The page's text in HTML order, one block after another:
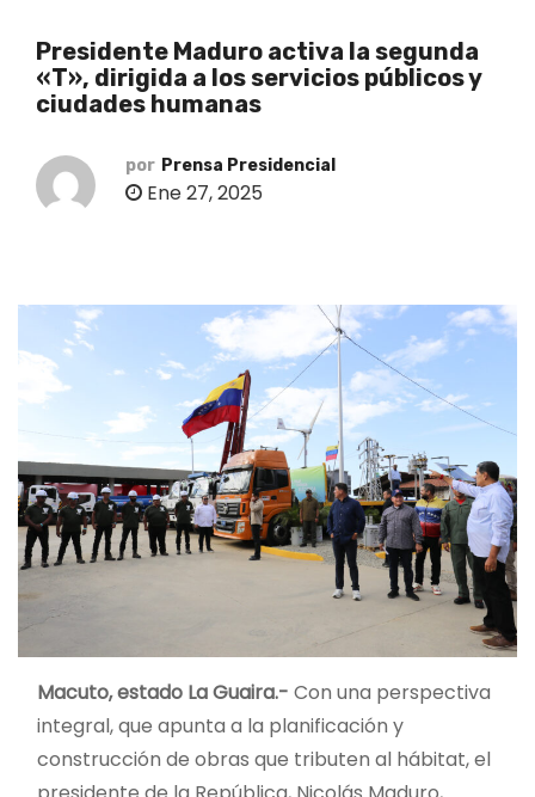
Presidente Maduro activa la segunda
«T», dirigida a los servicios públicos y
ciudades humanas
por Prensa Presidencial
Ene 27, 2025
Macuto, estado La Guaira.- Con una perspectiva
integral, que apunta a la planificación y
construcción de obras que tributen al hábitat, el